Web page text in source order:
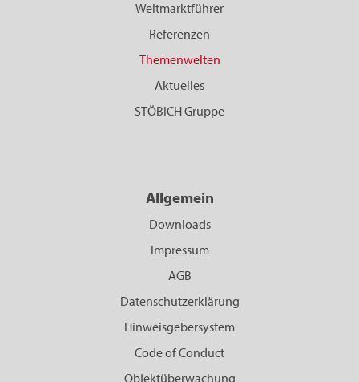
Weltmarktführer
Referenzen
Themenwelten
Aktuelles
STÖBICH Gruppe
Allgemein
Downloads
Impressum
AGB
Datenschutzerklärung
Hinweisgebersystem
Code of Conduct
Objektüberwachung